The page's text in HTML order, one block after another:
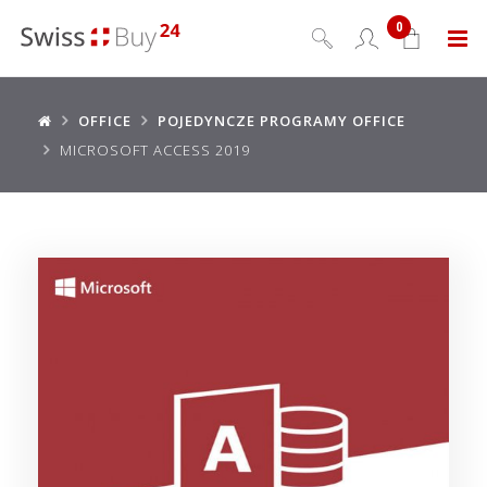
Menu
0
OFFICE
POJEDYNCZE PROGRAMY OFFICE
MICROSOFT ACCESS 2019